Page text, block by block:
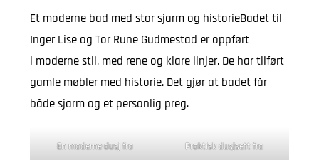
Et moderne bad med stor sjarm og historieBadet til
Inger Lise og Tor Rune Gudmestad er oppført
i moderne stil, med rene og klare linjer. De har tilført
gamle møbler med historie. Det gjør at badet får
både sjarm og et personlig preg.
En moderne dusj fra
Praktisk dusjsett fra